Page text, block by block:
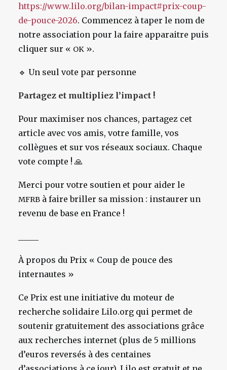
https://www.lilo.org/bilan-impact#prix-coup-
de-pouce-2026. Commencez à taper le nom de
notre association pour la faire apparaitre puis
cliquer sur « OK ».
🔹 Un seul vote par personne
Partagez et multipliez l’impact !
Pour maximiser nos chances, partagez cet
article avec vos amis, votre famille, vos
collègues et sur vos réseaux sociaux. Chaque
vote compte ! 🙏
Merci pour votre soutien et pour aider le
MFRB à faire briller sa mission : instaurer un
revenu de base en France !
À propos du Prix « Coup de pouce des
internautes »
Ce Prix est une initiative du moteur de
recherche solidaire Lilo.org qui permet de
soutenir gratuitement des associations grâce
aux recherches internet (plus de 5 millions
d’euros reversés à des centaines